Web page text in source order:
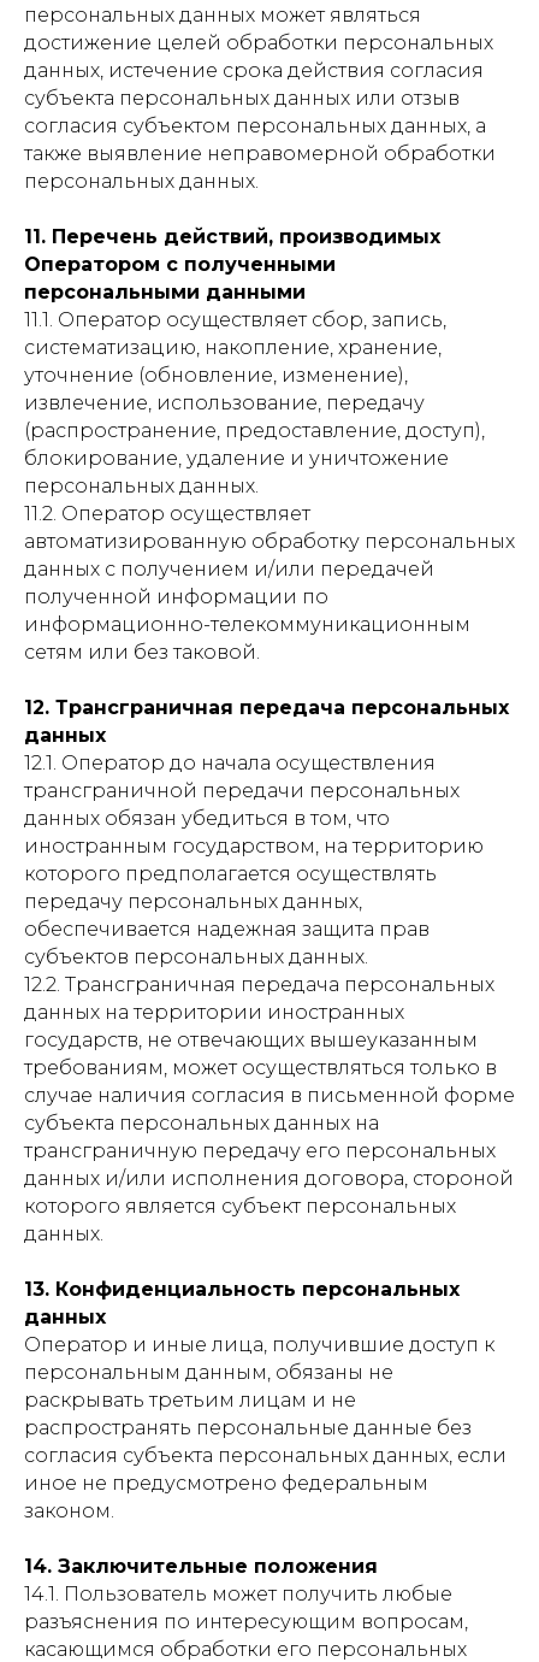
персональных данных может являться
достижение целей обработки персональных
данных, истечение срока действия согласия
субъекта персональных данных или отзыв
согласия субъектом персональных данных, а
также выявление неправомерной обработки
персональных данных.
11. Перечень действий, производимых
Оператором с полученными
персональными данными
11.1. Оператор осуществляет сбор, запись,
систематизацию, накопление, хранение,
уточнение (обновление, изменение),
извлечение, использование, передачу
(распространение, предоставление, доступ),
блокирование, удаление и уничтожение
персональных данных.
11.2. Оператор осуществляет
автоматизированную обработку персональных
данных с получением и/или передачей
полученной информации по
информационно-телекоммуникационным
сетям или без таковой.
12. Трансграничная передача персональных
данных
12.1. Оператор до начала осуществления
трансграничной передачи персональных
данных обязан убедиться в том, что
иностранным государством, на территорию
которого предполагается осуществлять
передачу персональных данных,
обеспечивается надежная защита прав
субъектов персональных данных.
12.2. Трансграничная передача персональных
данных на территории иностранных
государств, не отвечающих вышеуказанным
требованиям, может осуществляться только в
случае наличия согласия в письменной форме
субъекта персональных данных на
трансграничную передачу его персональных
данных и/или исполнения договора, стороной
которого является субъект персональных
данных.
13. Конфиденциальность персональных
данных
Оператор и иные лица, получившие доступ к
персональным данным, обязаны не
раскрывать третьим лицам и не
распространять персональные данные без
согласия субъекта персональных данных, если
иное не предусмотрено федеральным
законом.
14. Заключительные положения
14.1. Пользователь может получить любые
разъяснения по интересующим вопросам,
касающимся обработки его персональных